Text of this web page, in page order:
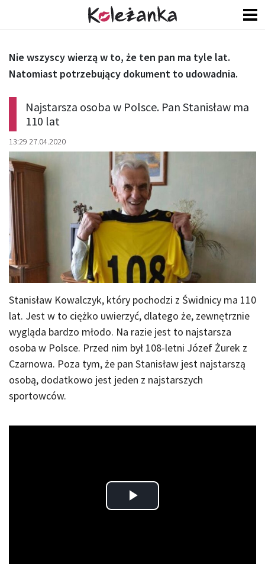
Najstarsza osoba w Polsce. Pan Stanisław ma
110 lat
13:29 27.04.2020
Nie wszyscy wierzą w to, że ten pan ma tyle lat.
Natomiast potrzebujący dokument to udowadnia.
Stanisław Kowalczyk, który pochodzi z Świdnicy ma 110
lat. Jest w to ciężko uwierzyć, dlatego że, zewnętrznie
wygląda bardzo młodo. Na razie jest to najstarsza
osoba w Polsce. Przed nim był 108-letni Józef Żurek z
Czarnowa. Poza tym, że pan Stanisław jest najstarszą
osobą, dodatkowo jest jeden z najstarszych
sportowców.
Play